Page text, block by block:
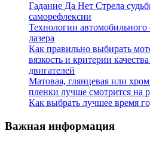
Гадание Да Нет Стрела
саморефлексии
Технологии автомобильного
лазера
Как правильно выбирать
вязкость и критерии
двигателей
Матовая, глянцевая или
пленки лучше смотрится на
Как выбрать лучшее время
Важная информация